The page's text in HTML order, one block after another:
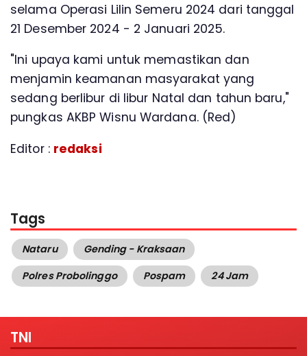
selama Operasi Lilin Semeru 2024 dari tanggal
21 Desember 2024 - 2 Januari 2025.
"Ini upaya kami untuk memastikan dan
menjamin keamanan masyarakat yang
sedang berlibur di libur Natal dan tahun baru,"
pungkas AKBP Wisnu Wardana. (Red)
Editor : redaksi
Tags
Nataru
Gending - Kraksaan
Polres Probolinggo
Pospam 24 Jam
TNI